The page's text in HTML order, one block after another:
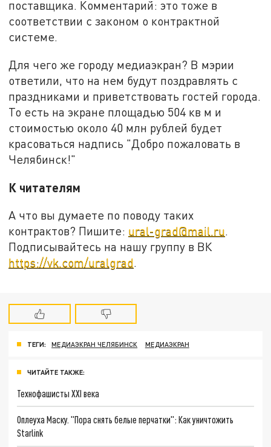
поставщика. Комментарий: это тоже в
соответствии с законом о контрактной
системе.
Для чего же городу медиаэкран? В мэрии
ответили, что на нем будут поздравлять с
праздниками и приветствовать гостей города.
То есть на экране площадью 504 кв м и
стоимостью около 40 млн рублей будет
красоваться надпись "Добро пожаловать в
Челябинск!"
К читателям
А что вы думаете по поводу таких
контрактов? Пишите: ural-grad@mail.ru.
Подписывайтесь на нашу группу в ВК
https://vk.com/uralgrad.
ТЕГИ: МЕДИАЭКРАН ЧЕЛЯБИНСК МЕДИАЭКРАН
ЧИТАЙТЕ ТАКЖЕ:
Технофашисты XXI века
Оплеуха Маску. "Пора снять белые перчатки": Как уничтожить
Starlink